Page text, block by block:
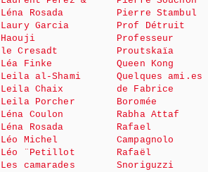
Léna Rosada
Laury Garcia
Haouji
le Cresadt
Léa Finke
Leila al-Shami
Leila Chaix
Leila Porcher
Léna Coulon
Léna Rosada
Léo Michel
Léo ¨Petillot
Les camarades
Pierre Stambul
Prof Détruit
Professeur
Proutskaïa
Queen Kong
Quelques ami.es
de Fabrice
Boromée
Rabha Attaf
Rafael
Campagnolo
Rafaël
Snoriguzzi